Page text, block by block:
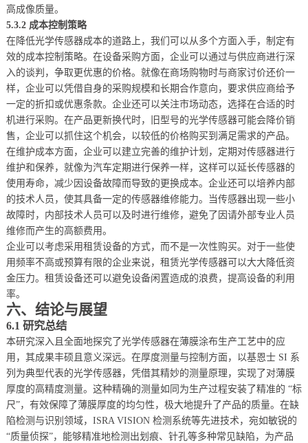
高成像质量。
5.3.2 成本控制策略
在降低光学传感器成本的道路上，我们可以从多个方面入手，制定有
效的成本控制策略。在设备采购方面，企业可以通过与供应商进行深
入的谈判，争取更优惠的价格。就像在商场购物时与商家讨价还价一
样，企业可以凭借自身的采购规模和长期合作意向，要求供应商给予
一定的折扣或优惠条款。企业还可以关注市场动态，选择在合适的时
机进行采购。在产品更新换代时，旧型号的光学传感器可能会降价销
售，企业可以抓住这个机会，以较低的价格购买到满足需求的产品。
在维护成本方面，企业可以建立完善的维护计划，定期对传感器进行
维护和保养，就像为汽车定期进行保养一样，这样可以延长传感器的
使用寿命，减少因设备故障而导致的更换成本。企业还可以培养内部
的技术人员，使其具备一定的传感器维修能力。当传感器出现一些小
故障时，内部技术人员可以及时进行维修，避免了因请外部专业人员
维修而产生的高额费用。
企业可以考虑采用租赁设备的方式，而不是一次性购买。对于一些使
用频率不高或预算有限的企业来说，租赁光学传感器可以大大降低资
金压力。租赁设备还可以避免设备闲置造成的浪费，提高设备的利用
率。
六、结论与展望
6.1 研究总结
本研究深入且全面地探究了光学传感器在薄膜涂布生产工艺中的应
用，其成果丰硕且意义深远。在厚度测量与控制方面，以基恩士 SI 系
列为典型代表的光学传感器，凭借其精妙的测量原理，实现了对薄膜
厚度的高精度测量。这种精确的测量如同为生产过程安装了精准的 “标
尺”，有效保障了薄膜厚度的均匀性，极大地提升了产品的质量。在缺
陷检测与识别领域，ISRA VISION 检测系统等先进技术，宛如敏锐的
“质量侦探”，能够精准地检测出划痕、针孔等多种常见缺陷，为产品